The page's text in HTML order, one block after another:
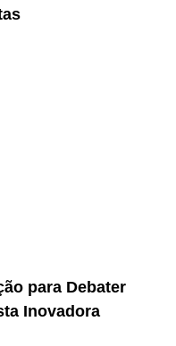
para Debater
Inovadora